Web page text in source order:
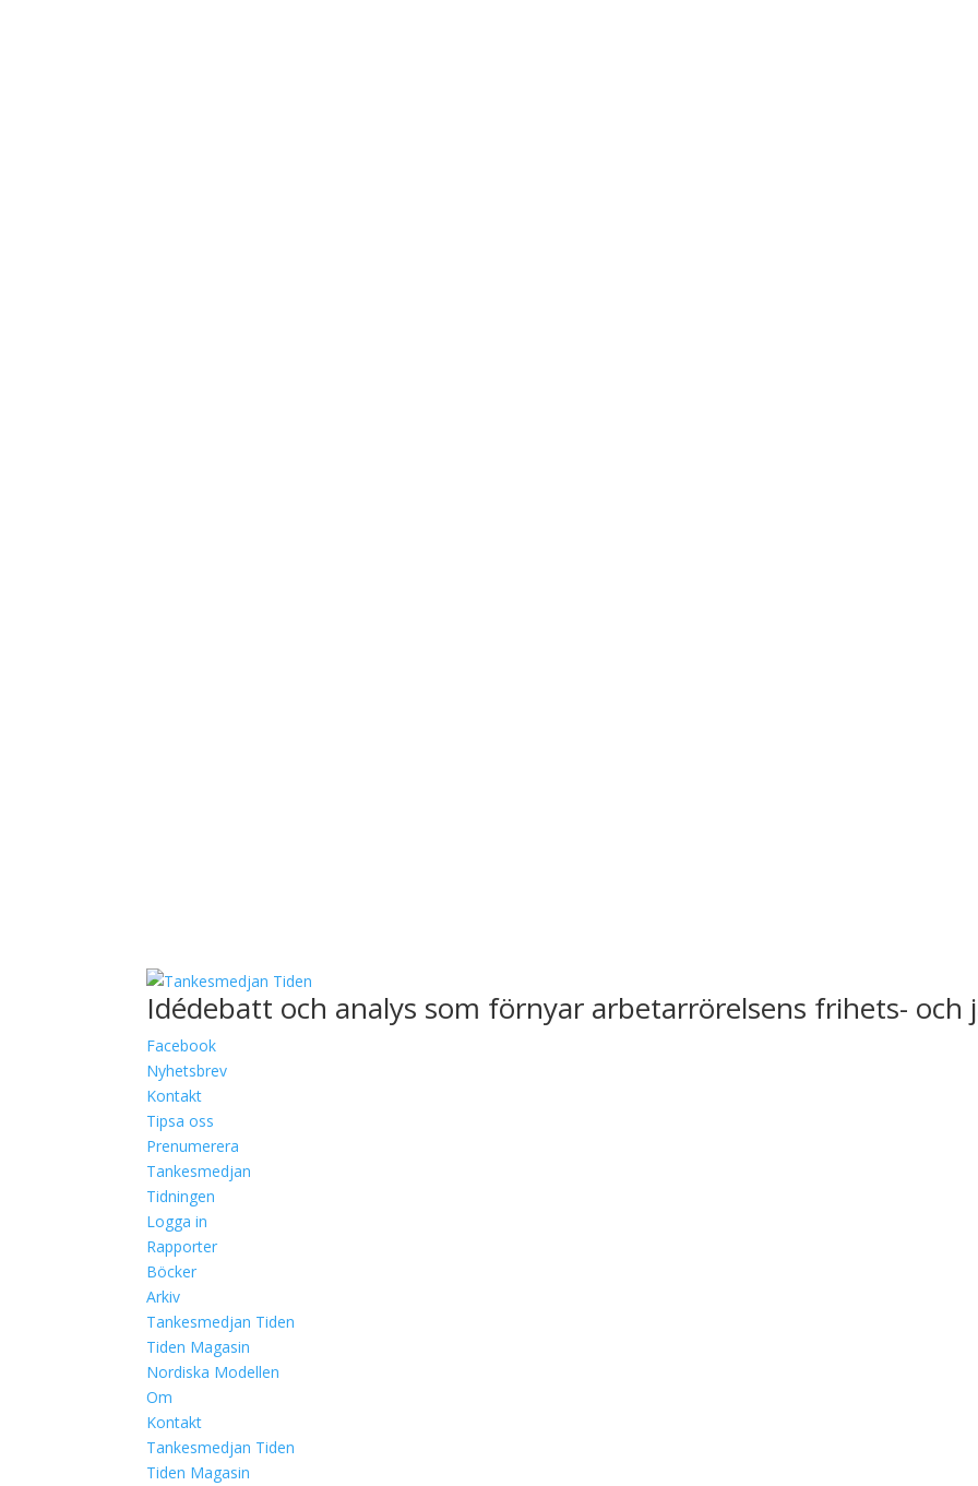
Idédebatt och analys som förnyar arbetarrörelsens frihets- och
Facebook
Nyhetsbrev
Kontakt
Tipsa oss
Prenumerera
Tankesmedjan
Tidningen
Logga in
Rapporter
Böcker
Arkiv
Tankesmedjan Tiden
Tiden Magasin
Nordiska Modellen
Om
Kontakt
Tankesmedjan Tiden
Tiden Magasin